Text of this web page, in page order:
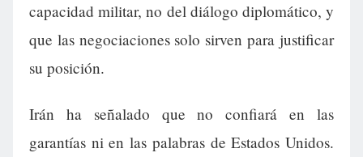
capacidad militar, no del diálogo diplomático, y
que las negociaciones solo sirven para justificar
su posición.
Irán ha señalado que no confiará en las
garantías ni en las palabras de Estados Unidos.